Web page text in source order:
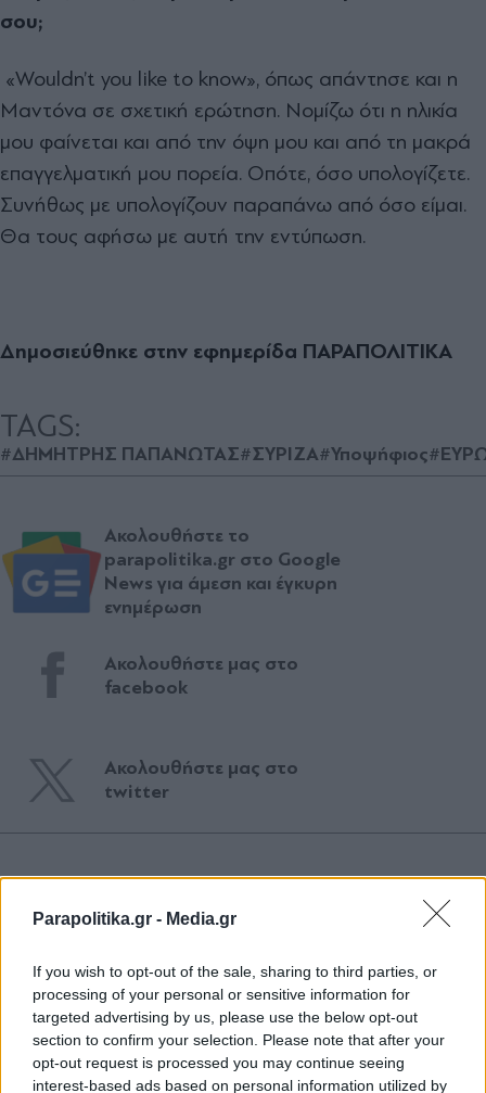
Parapolitika.gr - Media.gr
If you wish to opt-out of the sale, sharing to third parties, or
processing of your personal or sensitive information for
targeted advertising by us, please use the below opt-out
section to confirm your selection. Please note that after your
opt-out request is processed you may continue seeing
interest-based ads based on personal information utilized by
σου;
«Wouldn’t you like to know», όπως απάντησε και η
Μαντόνα σε σχετική ερώτηση. Νομίζω ότι η ηλικία
μου φαίνεται και από την όψη μου και από τη μακρά
επαγγελματική μου πορεία. Οπότε, όσο υπολογίζετε.
Συνήθως με υπολογίζουν παραπάνω από όσο είμαι.
Θα τους αφήσω με αυτή την εντύπωση.
Δημοσιεύθηκε στην εφημερίδα ΠΑΡΑΠΟΛΙΤΙΚΑ
TAGS:
#ΔΗΜΗΤΡΗΣ ΠΑΠΑΝΩΤΑΣ#ΣΥΡΙΖΑ#Υποψήφιος
Ακολουθήστε το
parapolitika.gr στο Google
News για άμεση και έγκυρη
ενημέρωση
Ακολουθήστε μας στο
facebook
Ακολουθήστε μας στο
twitter